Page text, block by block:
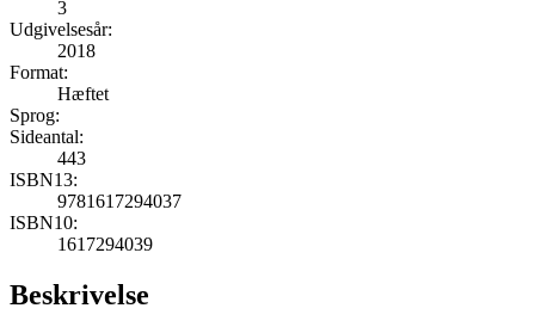
3
Udgivelsesår:
2018
Format:
Hæftet
Sprog:
Sideantal:
443
ISBN13:
9781617294037
ISBN10:
1617294039
Beskrivelse